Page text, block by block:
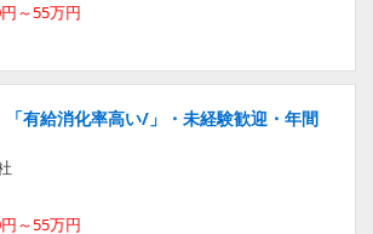
～55万円
「有給消化率高い/」・未経験歓迎・年間
～55万円